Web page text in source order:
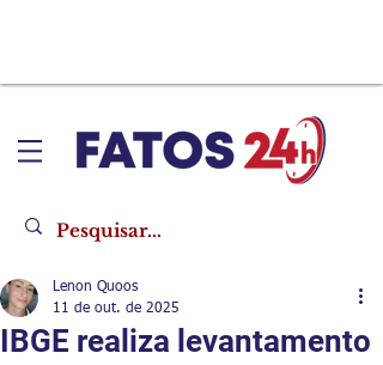
IBGE realiza levantamento
Lenon Quoos
11 de out. de 2025